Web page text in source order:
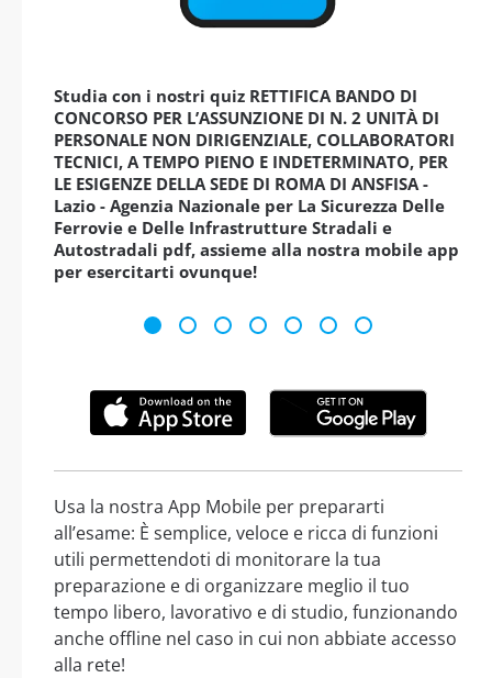
Studia con i nostri quiz RETTIFICA BANDO DI
CONCORSO PER L’ASSUNZIONE DI N. 2 UNITÀ DI
PERSONALE NON DIRIGENZIALE, COLLABORATORI
TECNICI, A TEMPO PIENO E INDETERMINATO, PER
LE ESIGENZE DELLA SEDE DI ROMA DI ANSFISA -
Lazio - Agenzia Nazionale per La Sicurezza Delle
Ferrovie e Delle Infrastrutture Stradali e
Autostradali pdf, assieme alla nostra mobile app
per esercitarti ovunque!
Usa la nostra App Mobile per prepararti
all’esame: È semplice, veloce e ricca di funzioni
utili permettendoti di monitorare la tua
preparazione e di organizzare meglio il tuo
tempo libero, lavorativo e di studio, funzionando
anche offline nel caso in cui non abbiate accesso
alla rete!